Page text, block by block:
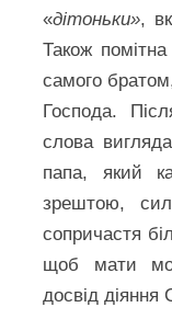
«дітоньки»,
Також
самого
Господа.
слова
папа, який
зрештою,
сопричастя
щоб мати
досвід діяння